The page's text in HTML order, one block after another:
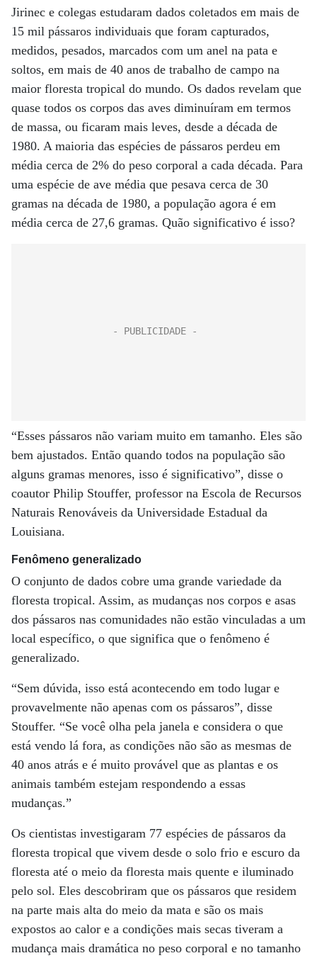
Jirinec e colegas estudaram dados coletados em mais de
15 mil pássaros individuais que foram capturados,
medidos, pesados, marcados com um anel na pata e
soltos, em mais de 40 anos de trabalho de campo na
maior floresta tropical do mundo. Os dados revelam que
quase todos os corpos das aves diminuíram em termos
de massa, ou ficaram mais leves, desde a década de
1980. A maioria das espécies de pássaros perdeu em
média cerca de 2% do peso corporal a cada década. Para
uma espécie de ave média que pesava cerca de 30
gramas na década de 1980, a população agora é em
média cerca de 27,6 gramas. Quão significativo é isso?
“Esses pássaros não variam muito em tamanho. Eles são
bem ajustados. Então quando todos na população são
alguns gramas menores, isso é significativo”, disse o
coautor Philip Stouffer, professor na Escola de Recursos
Naturais Renováveis ​​da Universidade Estadual da
Louisiana.
Fenômeno generalizado
O conjunto de dados cobre uma grande variedade da
floresta tropical. Assim, as mudanças nos corpos e asas
dos pássaros nas comunidades não estão vinculadas a um
local específico, o que significa que o fenômeno é
generalizado.
“Sem dúvida, isso está acontecendo em todo lugar e
provavelmente não apenas com os pássaros”, disse
Stouffer. “Se você olha pela janela e considera o que
está vendo lá fora, as condições não são as mesmas de
40 anos atrás e é muito provável que as plantas e os
animais também estejam respondendo a essas
mudanças.”
Os cientistas investigaram 77 espécies de pássaros da
floresta tropical que vivem desde o solo frio e escuro da
floresta até o meio da floresta mais quente e iluminado
pelo sol. Eles descobriram que os pássaros que residem
na parte mais alta do meio da mata e são os mais
expostos ao calor e a condições mais secas tiveram a
mudança mais dramática no peso corporal e no tamanho